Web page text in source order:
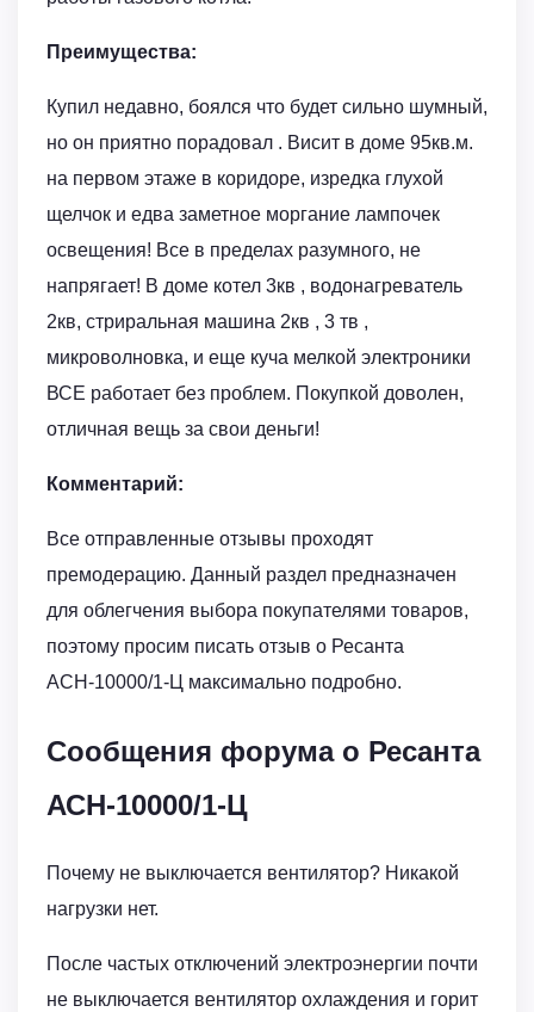
Преимущества:
Купил недавно, боялся что будет сильно шумный,
но он приятно порадовал . Висит в доме 95кв.м.
на первом этаже в коридоре, изредка глухой
щелчок и едва заметное моргание лампочек
освещения! Все в пределах разумного, не
напрягает! В доме котел 3кв , водонагреватель
2кв, стриральная машина 2кв , 3 тв ,
микроволновка, и еще куча мелкой электроники
ВСЕ работает без проблем. Покупкой доволен,
отличная вещь за свои деньги!
Комментарий:
Все отправленные отзывы проходят
премодерацию. Данный раздел предназначен
для облегчения выбора покупателями товаров,
поэтому просим писать отзыв о Ресанта
АСН-10000/1-Ц максимально подробно.
Сообщения форума о Ресанта
АСН-10000/1-Ц
Почему не выключается вентилятор? Никакой
нагрузки нет.
После частых отключений электроэнергии почти
не выключается вентилятор охлаждения и горит